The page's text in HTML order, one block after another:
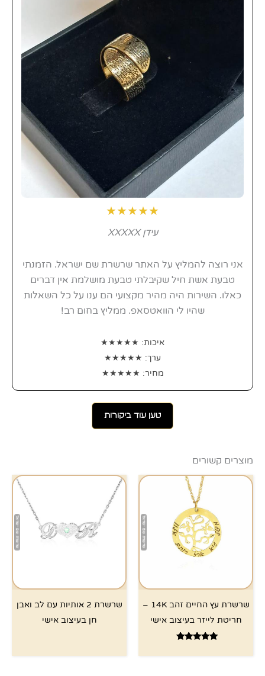
★★★★★
עידן XXXXX
אני רוצה להמליץ על האתר שרשרת שם ישראל. הזמנתי
טבעת אשת חיל שקיבלתי טבעת מושלמת אין דברים
כאלו. השירות היה מהיר מקצועי הם ענו על כל השאלות
שהיו לי הוואטסאפ. ממליץ בחום רב!
איכות: ★★★★★
ערך: ★★★★★
מחיר: ★★★★★
טען עוד ביקורות
מוצרים קשורים
שרשרת עץ החיים זהב 14K –
חריטת לייזר בעיצוב אישי
5.00
שרשרת 2 אותיות עם לב ואבן
חן בעיצוב אישי